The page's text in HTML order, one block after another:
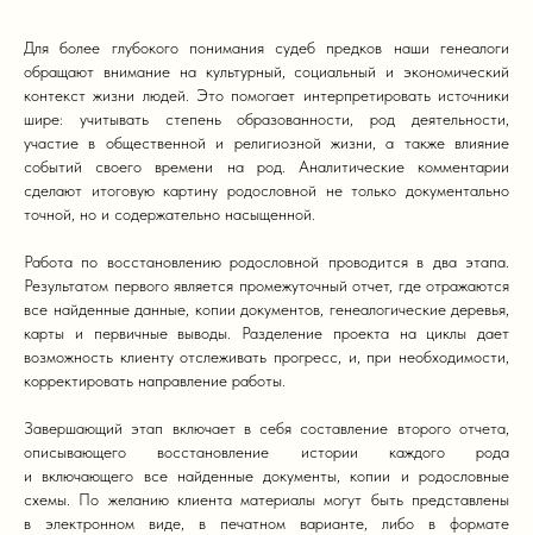
Для более глубокого понимания судеб предков наши генеалоги
обращают внимание на культурный, социальный и экономический
контекст жизни людей. Это помогает интерпретировать источники
шире: учитывать степень образованности, род деятельности,
участие в общественной и религиозной жизни, а также влияние
событий своего времени на род. Аналитические комментарии
сделают итоговую картину родословной не только документально
точной, но и содержательно насыщенной.
Работа по восстановлению родословной проводится в два этапа.
Результатом первого является промежуточный отчет, где отражаются
все найденные данные, копии документов, генеалогические деревья,
карты и первичные выводы. Разделение проекта на циклы дает
возможность клиенту отслеживать прогресс, и, при необходимости,
корректировать направление работы.
Завершающий этап включает в себя составление второго отчета,
описывающего восстановление истории каждого рода
и включающего все найденные документы, копии и родословные
схемы. По желанию клиента материалы могут быть представлены
в электронном виде, в печатном варианте, либо в формате